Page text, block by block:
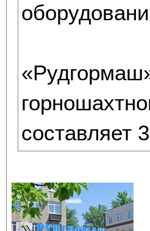
составляет